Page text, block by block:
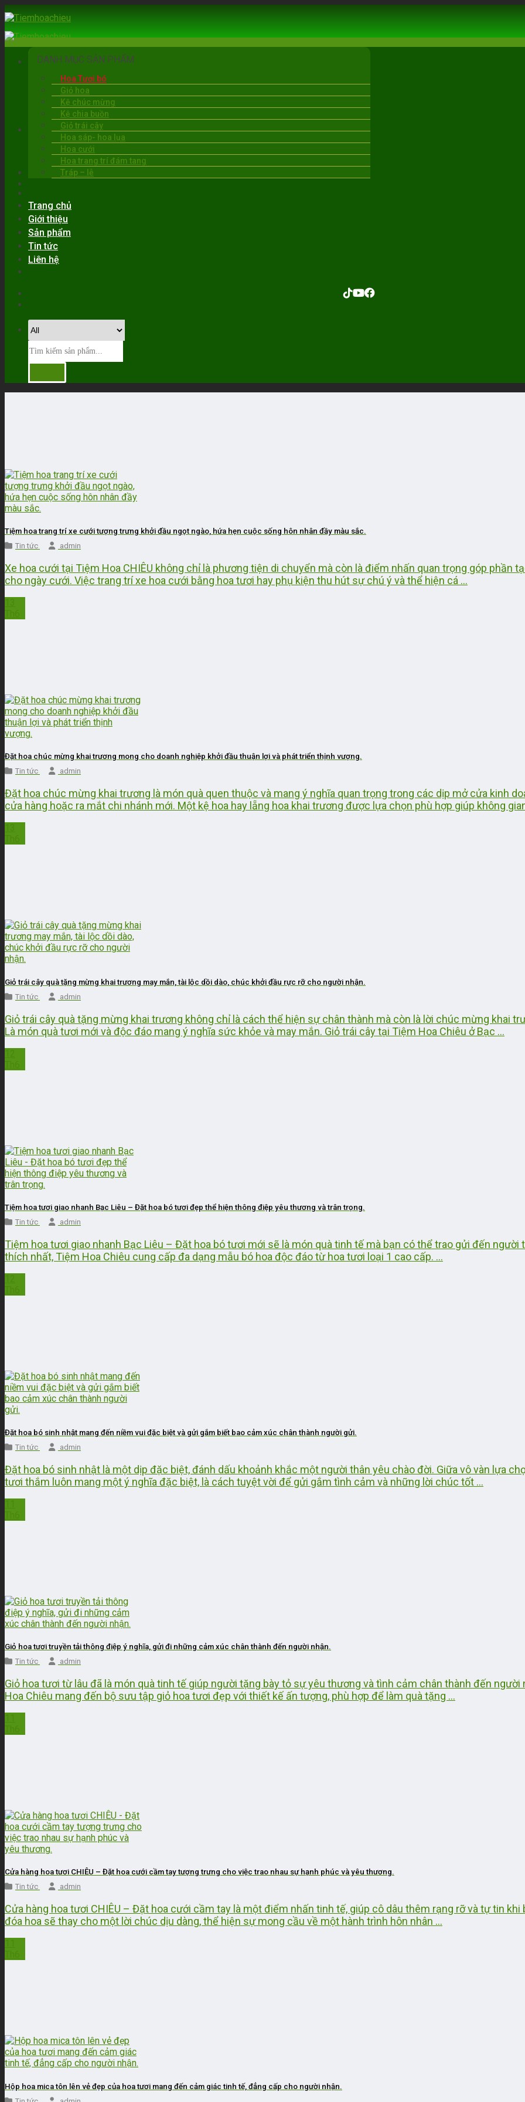
Skip
to
content
BẠC LIÊU
06:00 - 22:00
0919.30.6263
DANH MỤC SẢN PHẨM
Hoa Tươi bó
Giỏ hoa
Kệ chúc mừng
Kệ chia buồn
Giỏ trái cây
Hoa sáp- hoa lụa
Hoa cưới
Hoa trang trí đám tang
Tráp – lễ
Trang chủ
Giới thiệu
Sản phẩm
Tin tức
Liên hệ
Tiệm hoa trang trí xe cưới tượng trưng khởi đầu ngọt ngào, hứa hẹn cuộc sống hôn nhân đầy màu sắc.
Tin tức
admin
Xe hoa cưới tại Tiệm Hoa CHIÊU không chỉ là phương tiện di chuyển mà còn là điểm nhấn quan trọng góp phần
cho ngày cưới. Việc trang trí xe hoa cưới bằng hoa tươi hay phụ kiện thu hút sự chú ý và thể hiện cá ...
Đặt hoa chúc mừng khai trương mong cho doanh nghiệp khởi đầu thuận lợi và phát triển thịnh vượng.
Tin tức
admin
Đặt hoa chúc mừng khai trương là món quà quen thuộc và mang ý nghĩa quan trọng trong các dịp mở cửa kinh
cửa hàng hoặc ra mắt chi nhánh mới. Một kệ hoa hay lẵng hoa khai trương được lựa chọn phù hợp giúp không
Giỏ trái cây quà tặng mừng khai trương may mắn, tài lộc dồi dào, chúc khởi đầu rực rỡ cho người nhận.
Tin tức
admin
Giỏ trái cây quà tặng mừng khai trương không chỉ là cách thể hiện sự chân thành mà còn là lời chúc mừng khai
Là món quà tươi mới và độc đáo mang ý nghĩa sức khỏe và may mắn. Giỏ trái cây tại Tiệm Hoa Chiêu ở Bạc ...
Tiệm hoa tươi giao nhanh Bạc Liêu – Đặt hoa bó tươi đẹp thể hiện thông điệp yêu thương và trân trọng.
Tin tức
admin
Tiệm hoa tươi giao nhanh Bạc Liêu – Đặt hoa bó tươi mới sẽ là món quà tinh tế mà bạn có thể trao gửi đến người
thích nhất, Tiệm Hoa Chiêu cung cấp đa dạng mẫu bó hoa độc đáo từ hoa tươi loại 1 cao cấp. ...
Đặt hoa bó sinh nhật mang đến niềm vui đặc biệt và gửi gắm biết bao cảm xúc chân thành người gửi.
Tin tức
admin
Đặt hoa bó sinh nhật là một dịp đặc biệt, đánh dấu khoảnh khắc một người thân yêu chào đời. Giữa vô vàn lựa
tươi thắm luôn mang một ý nghĩa đặc biệt, là cách tuyệt vời để gửi gắm tình cảm và những lời chúc tốt ...
Giỏ hoa tươi truyền tải thông điệp ý nghĩa, gửi đi những cảm xúc chân thành đến người nhận.
Tin tức
admin
Giỏ hoa tươi từ lâu đã là món quà tinh tế giúp người tặng bày tỏ sự yêu thương và tình cảm chân thành đến
Hoa Chiêu mang đến bộ sưu tập giỏ hoa tươi đẹp với thiết kế ấn tượng, phù hợp để làm quà tặng ...
Cửa hàng hoa tươi CHIÊU – Đặt hoa cưới cầm tay tượng trưng cho việc trao nhau sự hạnh phúc và yêu thương.
Tin tức
admin
Cửa hàng hoa tươi CHIÊU – Đặt hoa cưới cầm tay là một điểm nhấn tinh tế, giúp cô dâu thêm rạng rỡ và tự tin
đóa hoa sẽ thay cho một lời chúc dịu dàng, thể hiện sự mong cầu về một hành trình hôn nhân ...
Hộp hoa mica tôn lên vẻ đẹp của hoa tươi mang đến cảm giác tinh tế, đẳng cấp cho người nhận.